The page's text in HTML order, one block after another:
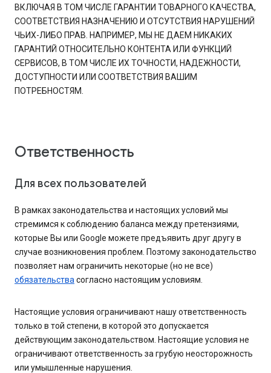
ВКЛЮЧАЯ В ТОМ ЧИСЛЕ ГАРАНТИИ ТОВАРНОГО КАЧЕСТВА,
СООТВЕТСТВИЯ НАЗНАЧЕНИЮ И ОТСУТСТВИЯ НАРУШЕНИЙ
ЧЬИХ-ЛИБО ПРАВ. НАПРИМЕР, МЫ НЕ ДАЕМ НИКАКИХ
ГАРАНТИЙ ОТНОСИТЕЛЬНО КОНТЕНТА ИЛИ ФУНКЦИЙ
СЕРВИСОВ, В ТОМ ЧИСЛЕ ИХ ТОЧНОСТИ, НАДЕЖНОСТИ,
ДОСТУПНОСТИ ИЛИ СООТВЕТСТВИЯ ВАШИМ
ПОТРЕБНОСТЯМ.
Ответственность
Для всех пользователей
В рамках законодательства и настоящих условий мы
стремимся к соблюдению баланса между претензиями,
которые Вы или Google можете предъявить друг другу в
случае возникновения проблем. Поэтому законодательство
позволяет нам ограничить некоторые (но не все)
обязательства согласно настоящим условиям.
Настоящие условия ограничивают нашу ответственность
только в той степени, в которой это допускается
действующим законодательством. Настоящие условия не
ограничивают ответственность за грубую неосторожность
или умышленные нарушения.